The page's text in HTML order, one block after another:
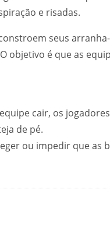
e risadas.
seus
objetivo é que as
cair, os
de pé.
ou impedir que as